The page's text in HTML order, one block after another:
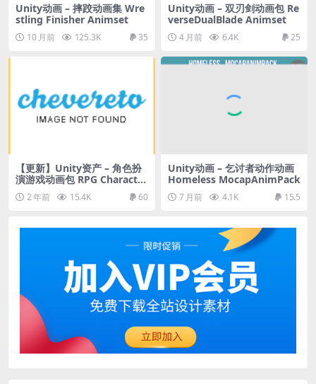
Unity动画 – 摔跤动画集 Wre
stling Finisher Animset
10 月前 125.3K 35
Unity动画 – 双刃剑动画包 Re
verseDualBlade Animset
4 月前 6.4K 25
【更新】Unity资产 – 角色扮
演游戏动画包 RPG Character
Mecanim Animation Pack
2 年前 15.4K 60
Unity动画 – 乞讨者动作动画
Homeless MocapAnimPack
7 月前 4.1K 15.5